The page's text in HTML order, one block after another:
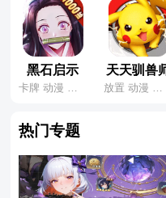
黑石启示
卡牌 动漫 鬼灭
天天驯兽
放置 动漫 宝可梦
热门专题